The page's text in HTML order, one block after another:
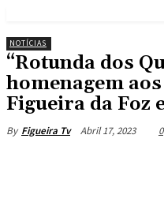
NOTÍCIAS
“Rotunda dos
homenagem
Figueira da Foz
By Figueira Tv Abril 17, 2023 0